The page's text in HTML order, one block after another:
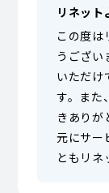
リネット
この度は
うござい
いただけ
す。また
きありが
元にサー
ともリネ